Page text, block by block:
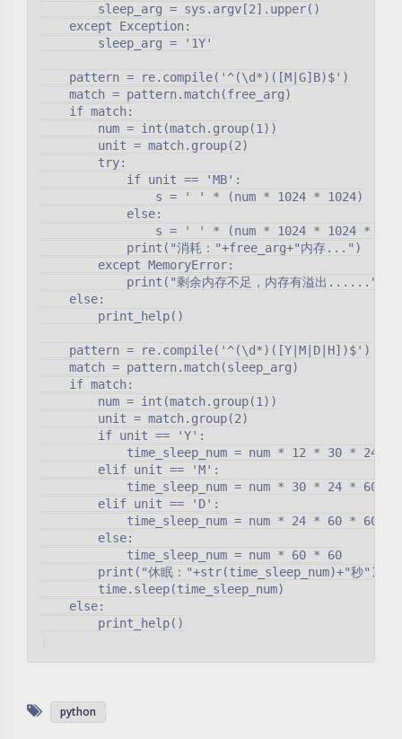
        sleep_arg = sys.argv[2].upper()
    except Exception:
        sleep_arg = '1Y'
    pattern = re.compile('^(\d*)([M|G]B)$')
    match = pattern.match(free_arg)
    if match:
        num = int(match.group(1))
        unit = match.group(2)
        try:
            if unit == 'MB':
                s = ' ' * (num * 1024 * 1024)
            else:
s = ' ' * (num * 1024 * 1024 *
            print("消耗："+free_arg+"内存...")
        except MemoryError:
            print("剩余内存不足，内存有溢出......")
    else:
        print_help()
    pattern = re.compile('^(\d*)([Y|M|D|H])$')
    match = pattern.match(sleep_arg)
    if match:
        num = int(match.group(1))
        unit = match.group(2)
        if unit == 'Y':
time_sleep_num = num * 12 * 30 * 24 *
        elif unit == 'M':
time_sleep_num = num * 30 * 24 * 60 *
        elif unit == 'D':
            time_sleep_num = num * 24 * 60 * 60
        else:
            time_sleep_num = num * 60 * 60
        print("休眠："+str(time_sleep_num)+"秒")
        time.sleep(time_sleep_num)
    else:
        print_help()
python